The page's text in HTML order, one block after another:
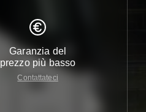
Garanzia del
prezzo più basso
Contattateci